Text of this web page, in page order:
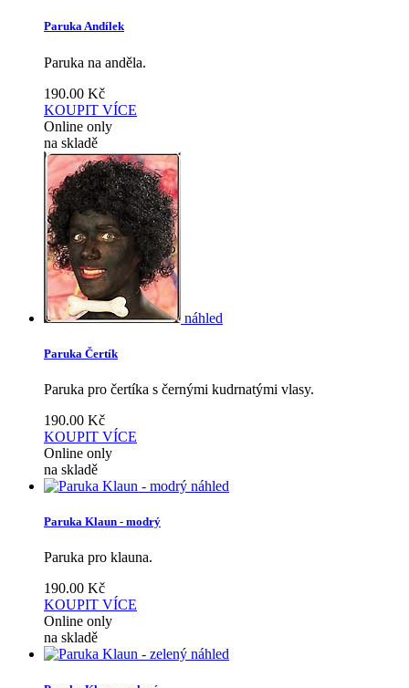
Paruka Andílek
Paruka na anděla.
190.00 Kč
KOUPIT VÍCE
Online only
na skladě
náhled
Paruka Čertík
Paruka pro čertíka s černými kudrnatými vlasy.
190.00 Kč
KOUPIT VÍCE
Online only
na skladě
náhled
Paruka Klaun - modrý
Paruka pro klauna.
190.00 Kč
KOUPIT VÍCE
Online only
na skladě
náhled